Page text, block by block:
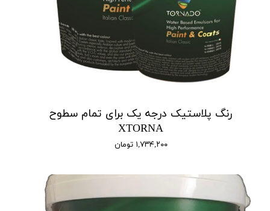
رنگ پلاستیک درجه یک برای تمام سطوح
XTORNA
۱,۷۳۴,۲۰۰ تومان